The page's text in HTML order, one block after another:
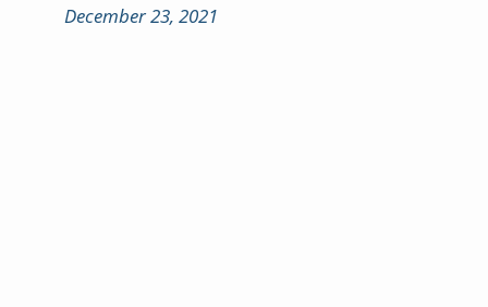
December 23, 2021